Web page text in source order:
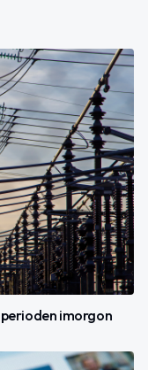
imorgon